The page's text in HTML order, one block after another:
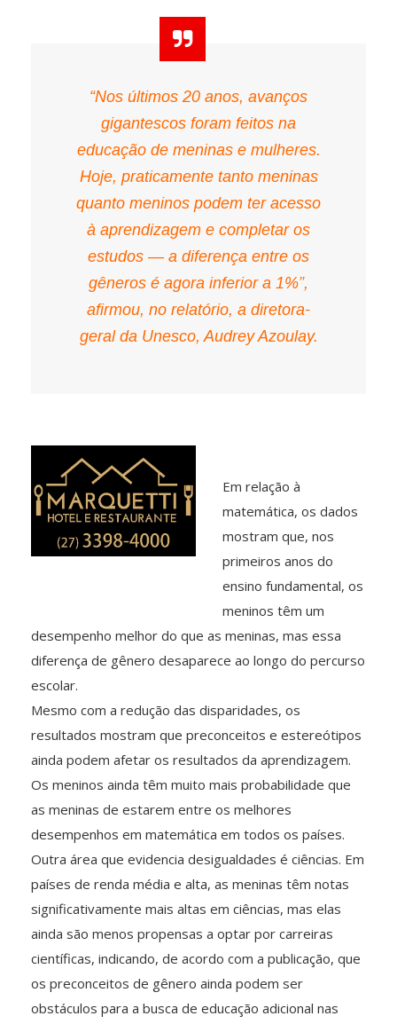
“Nos últimos 20 anos, avanços
gigantescos foram feitos na
educação de meninas e mulheres.
Hoje, praticamente tanto meninas
quanto meninos podem ter acesso
à aprendizagem e completar os
estudos — a diferença entre os
gêneros é agora inferior a 1%”,
afirmou, no relatório, a diretora-
geral da Unesco, Audrey Azoulay.
Em relação à
matemática, os dados
mostram que, nos
primeiros anos do
ensino fundamental, os
meninos têm um
desempenho melhor do que as meninas, mas essa
diferença de gênero desaparece ao longo do percurso
escolar.
Mesmo com a redução das disparidades, os
resultados mostram que preconceitos e estereótipos
ainda podem afetar os resultados da aprendizagem.
Os meninos ainda têm muito mais probabilidade que
as meninas de estarem entre os melhores
desempenhos em matemática em todos os países.
Outra área que evidencia desigualdades é ciências. Em
países de renda média e alta, as meninas têm notas
significativamente mais altas em ciências, mas elas
ainda são menos propensas a optar por carreiras
científicas, indicando, de acordo com a publicação, que
os preconceitos de gênero ainda podem ser
obstáculos para a busca de educação adicional nas